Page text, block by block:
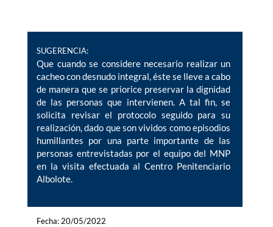
SUGERENCIA:
Que cuando se considere necesario realizar un
cacheo con desnudo integral, éste se lleve a cabo
de manera que se priorice preservar la dignidad
de las personas que intervienen. A tal fin, se
solicita revisar el protocolo seguido para su
realización, dado que son vividos como episodios
humillantes por una parte importante de las
personas entrevistadas por el equipo del MNP
en la visita efectuada al Centro Penitenciario
Albolote.
Fecha: 20/05/2022